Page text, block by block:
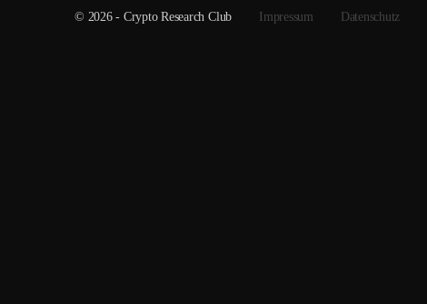
© 2026 - Crypto Research Club Impressum Datenschutz